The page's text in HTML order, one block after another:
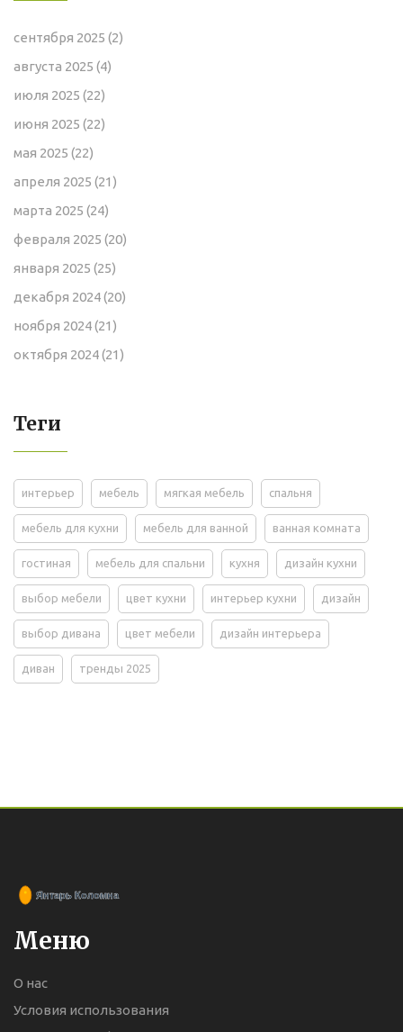
сентября 2025 (2)
августа 2025 (4)
июля 2025 (22)
июня 2025 (22)
мая 2025 (22)
апреля 2025 (21)
марта 2025 (24)
февраля 2025 (20)
января 2025 (25)
декабря 2024(20)
ноября 2024(21)
октября 2024(21)
Теги
интерьер мебель мягкая мебель спальня
мебель для кухни мебель для ванной ванная комната
гостиная мебель для спальни кухня дизайн кухни
выбор мебели цвет кухни интерьер кухни дизайн
выбор дивана цвет мебели дизайн интерьера
диван тренды 2025
Меню
О нас
Условия использования